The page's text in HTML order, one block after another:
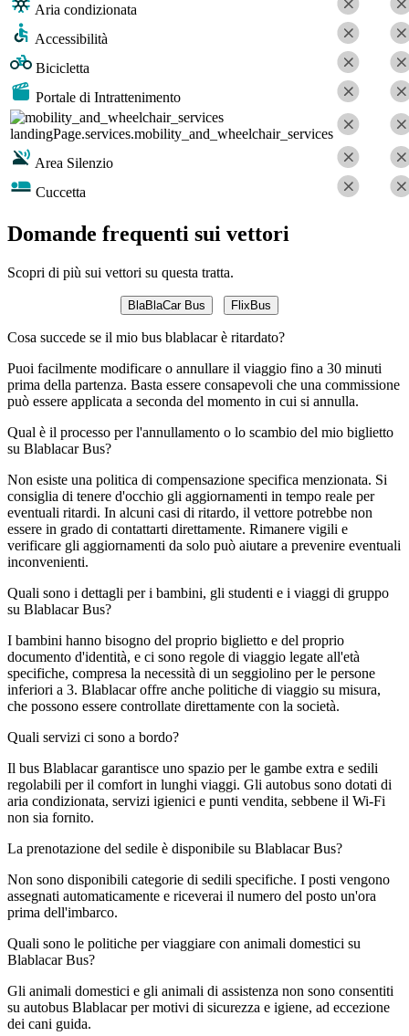
Aria condizionata
Accessibilità
Bicicletta
Portale di Intrattenimento
landingPage.services.mobility_and_wheelchair_services
Area Silenzio
Cuccetta
Domande frequenti sui vettori
Scopri di più sui vettori su questa tratta.
BlaBlaCar Bus FlixBus
Cosa succede se il mio bus blablacar è ritardato?
Puoi facilmente modificare o annullare il viaggio fino a 30 minuti
prima della partenza. Basta essere consapevoli che una commissione
può essere applicata a seconda del momento in cui si annulla.
Qual è il processo per l'annullamento o lo scambio del mio biglietto
su Blablacar Bus?
Non esiste una politica di compensazione specifica menzionata. Si
consiglia di tenere d'occhio gli aggiornamenti in tempo reale per
eventuali ritardi. In alcuni casi di ritardo, il vettore potrebbe non
essere in grado di contattarti direttamente. Rimanere vigili e
verificare gli aggiornamenti da solo può aiutare a prevenire eventuali
inconvenienti.
Quali sono i dettagli per i bambini, gli studenti e i viaggi di gruppo
su Blablacar Bus?
I bambini hanno bisogno del proprio biglietto e del proprio
documento d'identità, e ci sono regole di viaggio legate all'età
specifiche, compresa la necessità di un seggiolino per le persone
inferiori a 3. Blablacar offre anche politiche di viaggio su misura,
che possono essere controllate direttamente con la società.
Quali servizi ci sono a bordo?
Il bus Blablacar garantisce uno spazio per le gambe extra e sedili
regolabili per il comfort in lunghi viaggi. Gli autobus sono dotati di
aria condizionata, servizi igienici e punti vendita, sebbene il Wi-Fi
non sia fornito.
La prenotazione del sedile è disponibile su Blablacar Bus?
Non sono disponibili categorie di sedili specifiche. I posti vengono
assegnati automaticamente e riceverai il numero del posto un'ora
prima dell'imbarco.
Quali sono le politiche per viaggiare con animali domestici su
Blablacar Bus?
Gli animali domestici e gli animali di assistenza non sono consentiti
su autobus Blablacar per motivi di sicurezza e igiene, ad eccezione
dei cani guida.